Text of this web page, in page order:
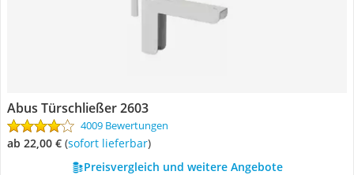
Abus Türschließer 2603
4009 Bewertungen
ab 22,00 € ( Sofort lieferbar)
Preisvergleich und weitere Angebote